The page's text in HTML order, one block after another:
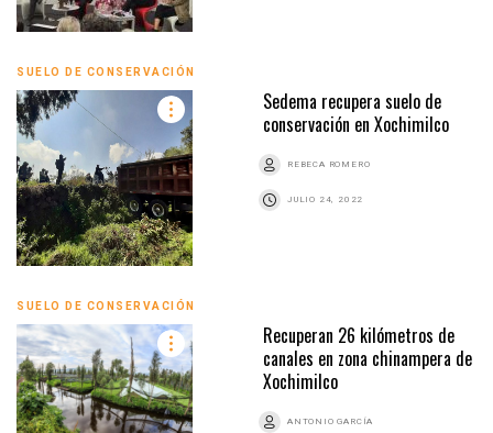
SUELO DE CONSERVACIÓN
Sedema recupera suelo de
conservación en Xochimilco
REBECA ROMERO
JULIO 24, 2022
SUELO DE CONSERVACIÓN
Recuperan 26 kilómetros de
canales en zona chinampera de
Xochimilco
ANTONIO GARCÍA